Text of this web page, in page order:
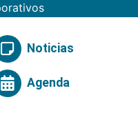
Noticias
Agenda